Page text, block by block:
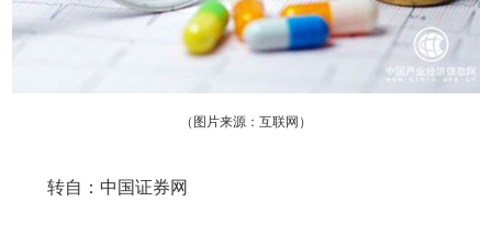
（图片来源：互联网）
转自：中国证券网